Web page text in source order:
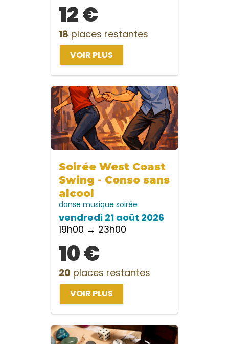
12 €
18 places restantes
VOIR PLUS
Soirée West Coast
Swing - Conso sans
alcool
danse musique soirée
vendredi 21 août 2026
19h00 → 23h00
10 €
20 places restantes
VOIR PLUS